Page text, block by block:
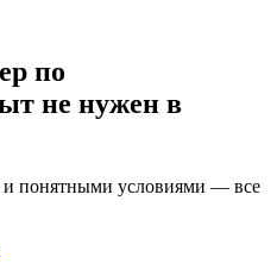
по
не нужен в
и понятными условиями — все